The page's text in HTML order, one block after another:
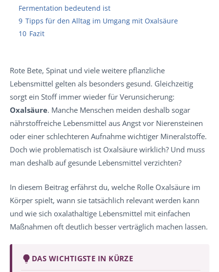
Fermentation bedeutend ist
9 Tipps für den Alltag im Umgang mit Oxalsäure
10 Fazit
Rote Bete, Spinat und viele weitere pflanzliche
Lebensmittel gelten als besonders gesund. Gleichzeitig
sorgt ein Stoff immer wieder für Verunsicherung:
Oxalsäure. Manche Menschen meiden deshalb sogar
nährstoffreiche Lebensmittel aus Angst vor Nierensteinen
oder einer schlechteren Aufnahme wichtiger Mineralstoffe.
Doch wie problematisch ist Oxalsäure wirklich? Und muss
man deshalb auf gesunde Lebensmittel verzichten?
In diesem Beitrag erfährst du, welche Rolle Oxalsäure im
Körper spielt, wann sie tatsächlich relevant werden kann
und wie sich oxalathaltige Lebensmittel mit einfachen
Maßnahmen oft deutlich besser verträglich machen lassen.
DAS WICHTIGSTE IN KÜRZE